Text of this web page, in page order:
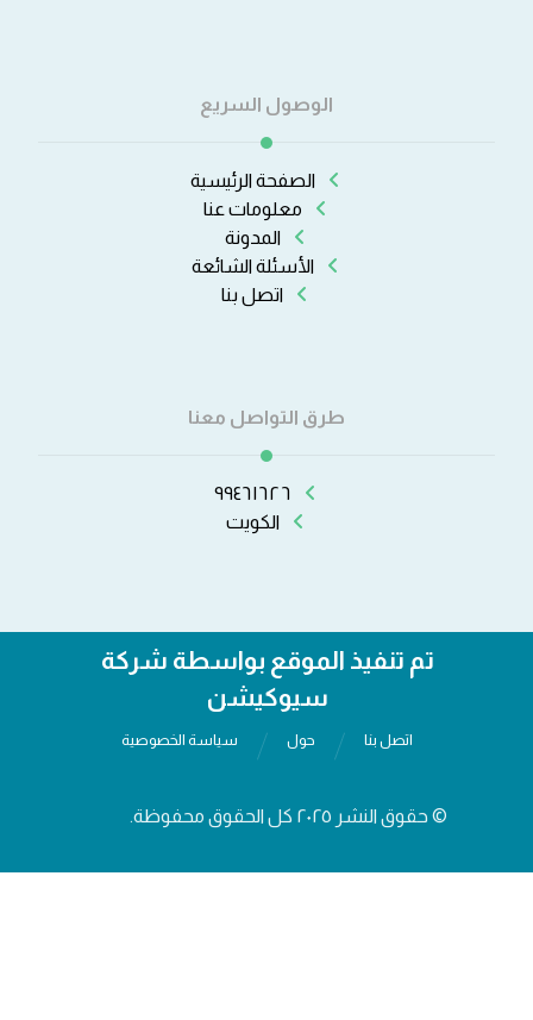
الوصول السريع
الصفحة الرئيسية
معلومات عنا
المدونة
الأسئلة الشائعة
اتصل بنا
طرق التواصل معنا
٩٩٤٦١٦٢٦
الكويت
تم تنفيذ الموقع بواسطة شركة
سيوكيشن
اتصل بنا حول سياسة الخصوصية
© حقوق النشر ٢٠٢٥ كل الحقوق محفوظة.